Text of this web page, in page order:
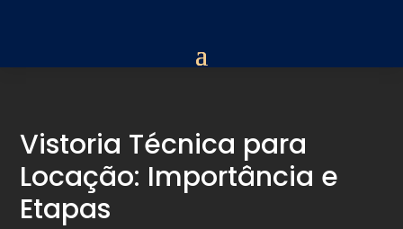
Vistoria Técnica para
Locação: Importância e
Etapas